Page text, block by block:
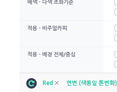
배색 - 다색 조화기준
적용 - 비주얼카피
적용 - 배경 전체/중심
Red 연변 (색동일 톤변화)